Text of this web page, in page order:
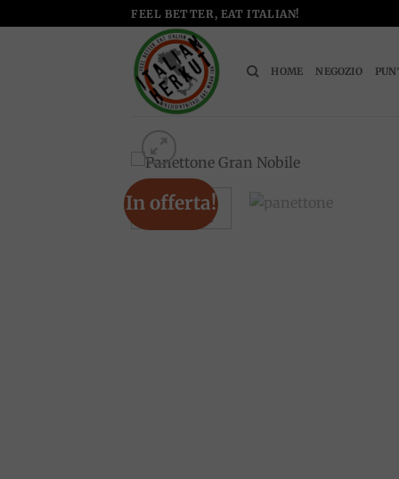
ai
FEEL BETTER, EAT ITALIAN!
HOME NEGOZIO
In offerta!